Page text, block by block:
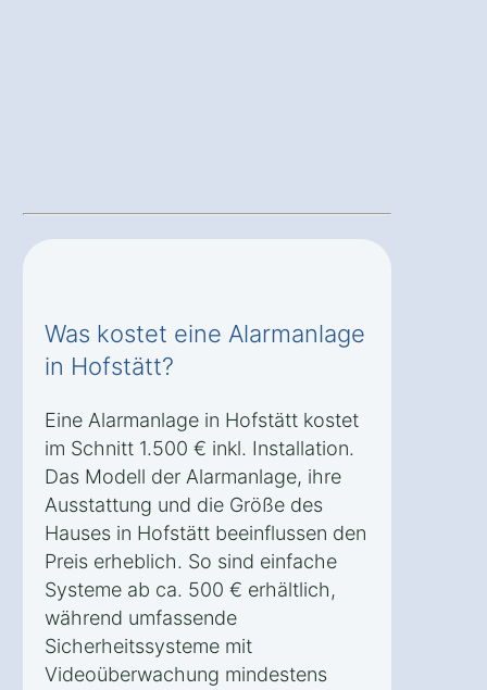
Was kostet eine Alarmanlage
in Hofstätt?
Eine Alarmanlage in Hofstätt kostet
im Schnitt 1.500 € inkl. Installation.
Das Modell der Alarmanlage, ihre
Ausstattung und die Größe des
Hauses in Hofstätt beeinflussen den
Preis erheblich. So sind einfache
Systeme ab ca. 500 € erhältlich,
während umfassende
Sicherheitssysteme mit
Videoüberwachung mindestens